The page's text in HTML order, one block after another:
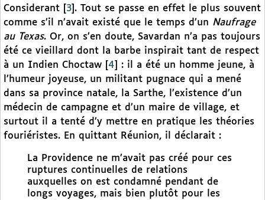
Considerant
3 . Tout se passe en effet le plus souvent
comme s’il n’avait existé que le temps d’un Naufrage
au Texas. Or, on s’en doute, Savardan n’a pas toujours
été ce vieillard dont la barbe inspirait tant de respect
à un Indien Choctaw
4
: il a été un homme jeune, à
l’humeur joyeuse, un militant pugnace qui a mené
dans sa province natale, la Sarthe, l’existence d’un
médecin de campagne et d’un maire de village, et
surtout il a tenté d’y mettre en pratique les théories
fouriéristes. En quittant Réunion, il déclarait :
La Providence ne m’avait pas créé pour ces
ruptures continuelles de relations
auxquelles on est condamné pendant de
longs voyages, mais bien plutôt pour les